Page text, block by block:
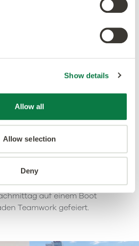
Show details
Allow all
Allow selection
Deny
Hopkins (links) und Christina
(rechts).
Düsseldorf hat am 11. Juni
Jahre Amtico angestoßen.
haben wir bei
auf einem Boot
Teamwork gefeiert.